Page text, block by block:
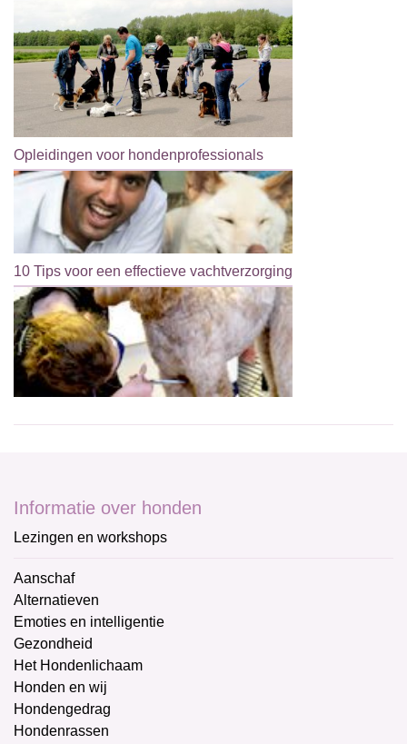
Opleidingen voor hondenprofessionals
10 Tips voor een effectieve vachtverzorging
Informatie over honden
Lezingen en workshops
Aanschaf
Alternatieven
Emoties en intelligentie
Gezondheid
Het Hondenlichaam
Honden en wij
Hondengedrag
Hondenrassen